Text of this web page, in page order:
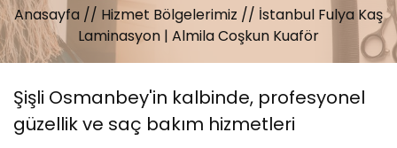
Anasayfa // Hizmet Bölgelerimiz // İstanbul Fulya Kaş
Laminasyon | Almila Coşkun Kuaför
Şişli Osmanbey'in kalbinde, profesyonel
güzellik ve saç bakım hizmetleri